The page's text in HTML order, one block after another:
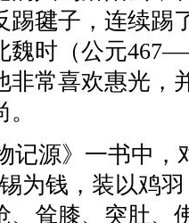
踢毽子，连续踢
魏时（公元
非常喜欢惠光，
记源》一书中，
为钱，装以鸡
、耸膝、突肚、